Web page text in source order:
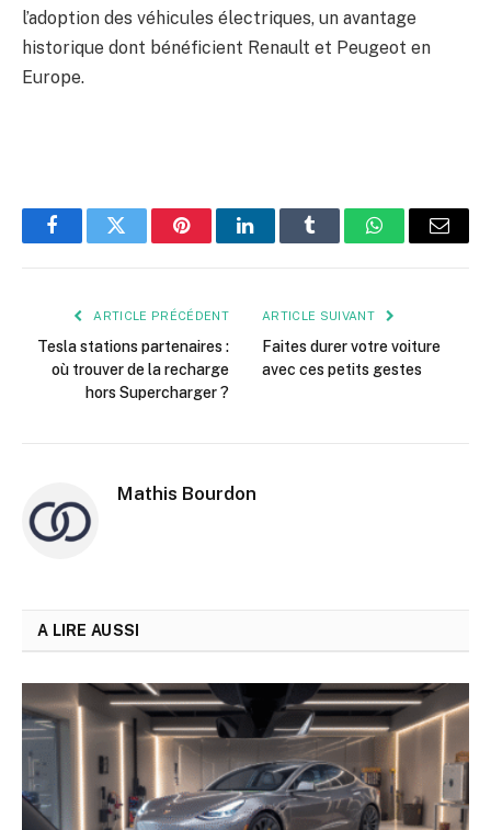
l’adoption des véhicules électriques, un avantage
historique dont bénéficient Renault et Peugeot en
Europe.
FacebookTwitter PinterestLinkedInTumblr WhatsApp
E-
ARTICLE PRÉCÉDENT
Tesla stations partenaires :
où trouver de la recharge
hors Supercharger ?
ARTICLE SUIVANT
Faites durer votre voiture
avec ces petits gestes
Mathis Bourdon
A LIRE AUSSI